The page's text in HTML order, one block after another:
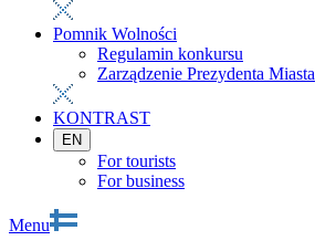
Pomnik Wolności
Regulamin konkursu
Zarządzenie Prezydenta Miasta
KONTRAST
EN
For tourists
For business
Menu